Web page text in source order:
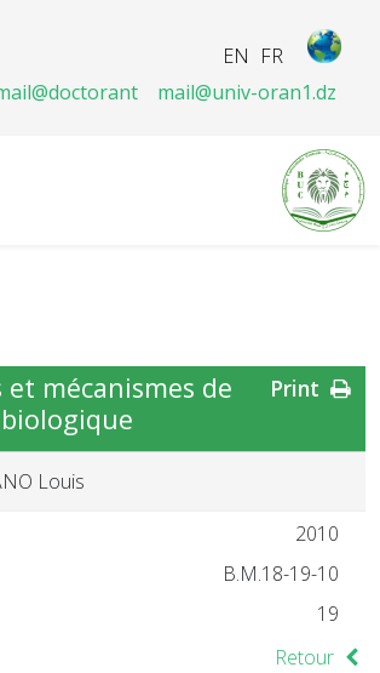
FR
EN
mail@univ-oran1.dz
mécanismes de
Louis
2010
19-10-B.M.18
19
Retour